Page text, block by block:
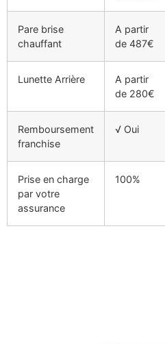
Pare brise
chauffant
A partir
de 487€
Lunette Arrière
A partir
de 280€
Remboursement
franchise
√ Oui
Prise en charge
par votre
assurance
100%